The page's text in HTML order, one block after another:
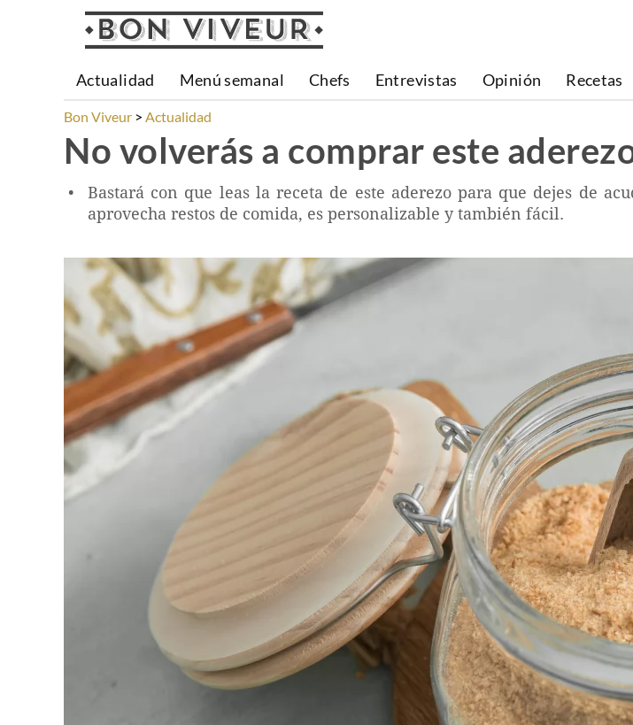
Actualidad Menú semanal Chefs Entrevistas Opinión Recetas
Bon Viveur Actualidad
No volverás a comprar este
Bastará con que leas la receta de este aderezo para que dejes de
aprovecha restos de comida, es personalizable y también fácil.